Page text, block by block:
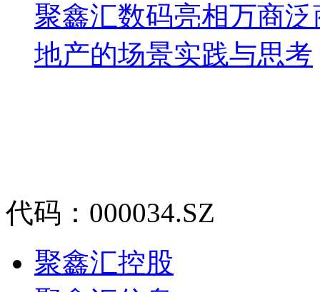
聚鑫汇数码亮相万商泛
地产的场景实践与思考
代码：000034.SZ
聚鑫汇控股